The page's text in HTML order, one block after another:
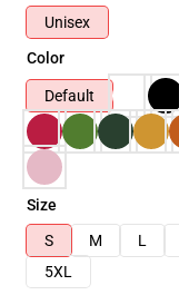
Unisex
Color
Default
Size
S
M L
5XL